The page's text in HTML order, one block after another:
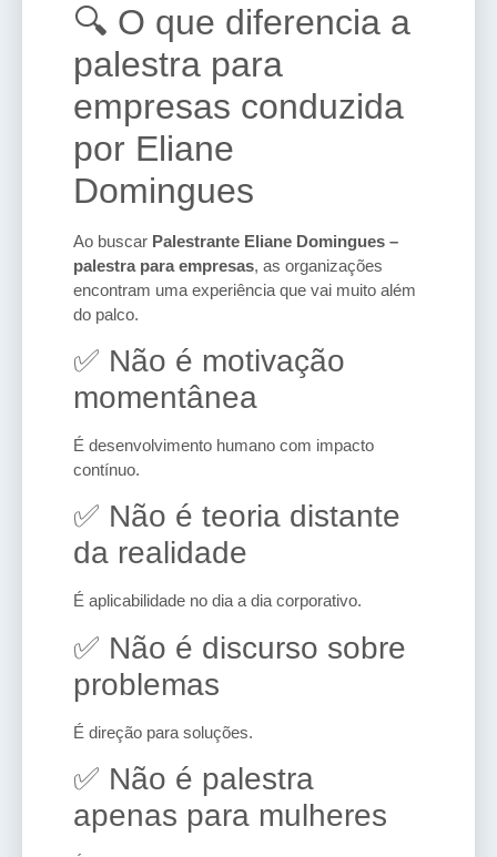
🔍 O que diferencia a
palestra para
empresas conduzida
por Eliane
Domingues
Ao buscar Palestrante Eliane Domingues –
palestra para empresas, as organizações
encontram uma experiência que vai muito além
do palco.
✅ Não é motivação
momentânea
É desenvolvimento humano com impacto
contínuo.
✅ Não é teoria distante
da realidade
É aplicabilidade no dia a dia corporativo.
✅ Não é discurso sobre
problemas
É direção para soluções.
✅ Não é palestra
apenas para mulheres